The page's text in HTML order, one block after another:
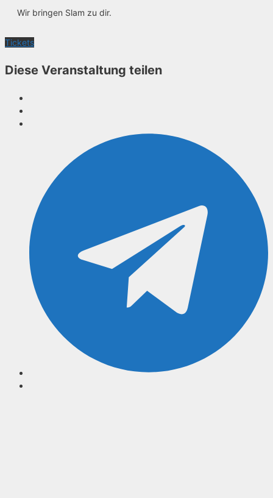
Wir bringen Slam zu dir.
Tickets
Diese Veranstaltung teilen